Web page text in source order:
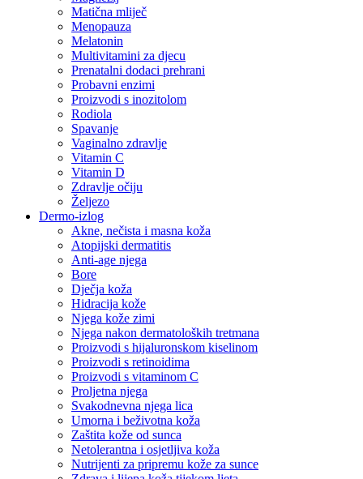
Matična mliječ
Menopauza
Melatonin
Multivitamini za djecu
Prenatalni dodaci prehrani
Probavni enzimi
Proizvodi s inozitolom
Rodiola
Spavanje
Vaginalno zdravlje
Vitamin C
Vitamin D
Zdravlje očiju
Željezo
Dermo-izlog
Akne, nečista i masna koža
Atopijski dermatitis
Anti-age njega
Bore
Dječja koža
Hidracija kože
Njega kože zimi
Njega nakon dermatoloških tretmana
Proizvodi s hijaluronskom kiselinom
Proizvodi s retinoidima
Proizvodi s vitaminom C
Proljetna njega
Svakodnevna njega lica
Umorna i beživotna koža
Zaštita kože od sunca
Netolerantna i osjetljiva koža
Nutrijenti za pripremu kože za sunce